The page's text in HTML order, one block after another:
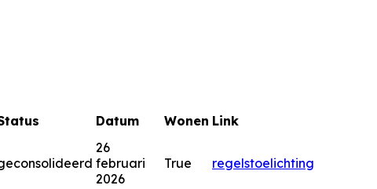
Datum Wonen Link
26
februari
2026
True regelstoelichting